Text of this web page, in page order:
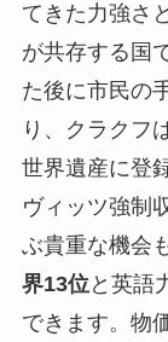
てきた力強さ
が共存する国
た後に市民の
り、クラクフ
世界遺産に登
ヴィッツ強制
ぶ貴重な機会
界13位と英語
できます。物